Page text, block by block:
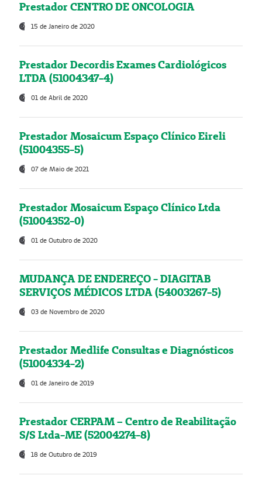
Prestador CENTRO DE ONCOLOGIA
15 de Janeiro de 2020
Prestador Decordis Exames Cardiológicos
LTDA (51004347-4)
01 de Abril de 2020
Prestador Mosaicum Espaço Clínico Eireli
(51004355-5)
07 de Maio de 2021
Prestador Mosaicum Espaço Clínico Ltda
(51004352-0)
01 de Outubro de 2020
MUDANÇA DE ENDEREÇO - DIAGITAB
SERVIÇOS MÉDICOS LTDA (54003267-5)
03 de Novembro de 2020
Prestador Medlife Consultas e Diagnósticos
(51004334-2)
01 de Janeiro de 2019
Prestador CERPAM – Centro de Reabilitação
S/S Ltda-ME (52004274-8)
18 de Outubro de 2019